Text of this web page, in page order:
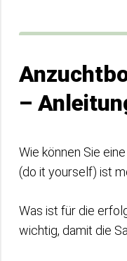
–
Wie können Sie
(do it yourself) ist
Was ist für die
wichtig, damit die